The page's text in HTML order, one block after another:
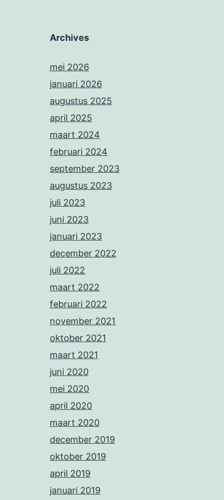
Archives
mei 2026
januari 2026
augustus 2025
april 2025
maart 2024
februari 2024
september 2023
augustus 2023
juli 2023
juni 2023
januari 2023
december 2022
juli 2022
maart 2022
februari 2022
november 2021
oktober 2021
maart 2021
juni 2020
mei 2020
april 2020
maart 2020
december 2019
oktober 2019
april 2019
januari 2019